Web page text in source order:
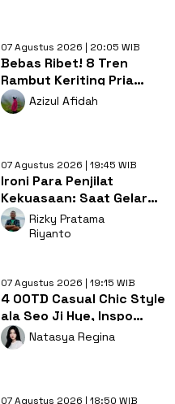
07 Agustus 2026 | 20:05 WIB
Bebas Ribet! 8 Tren
Rambut Keriting Pria
untuk Wajah Kotak yang
Gampang Ditata
Azizul Afidah
07 Agustus 2026 | 19:45 WIB
Ironi Para Penjilat
Kekuasaan: Saat Gelar
Akademis Kalah oleh
Mental ABS
Rizky Pratama
Riyanto
07 Agustus 2026 | 19:15 WIB
4 OOTD Casual Chic Style
ala Seo Ji Hye, Inspo
Gaya Ngampus Sampai
Ngantor!
Natasya Regina
07 Agustus 2026 | 18:50 WIB